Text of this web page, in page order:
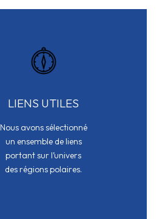
LIENS UTILES
Nous avons sélectionné
un ensemble de liens
portant sur l’univers
des régions polaires.